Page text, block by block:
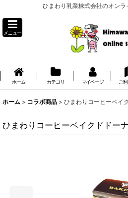
ひまわり乳業株式会社のオンラ
メニュー
ホーム カテゴリ マイページ ご
ホーム > コラボ商品 > ひまわりコーヒーベイ
ひまわりコーヒーベイクドドー